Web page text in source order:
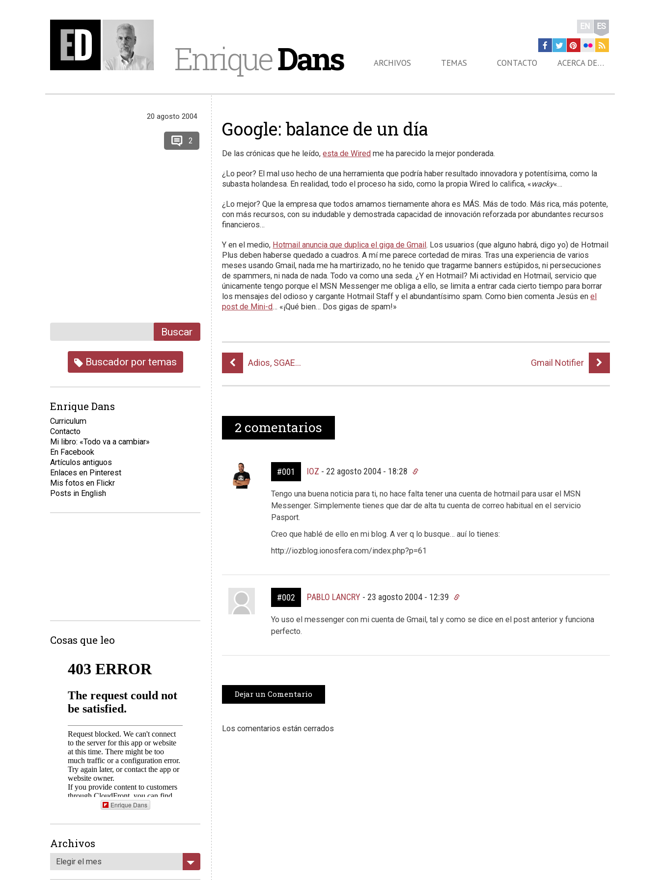
EnriqueDans
EN ES
ARCHIVOS TEMAS CONTACTO ACERCA DE…
Google: balance de un día
De las crónicas que he leído,esta de Wired me ha parecido la mejor ponderada.
¿Lo peor? El mal uso hecho de una herramienta que podría haber resultado innovadora y potentísima, como la
subasta holandesa. En realidad, todo el proceso ha sido, como la propia Wired lo califica, «wacky«…
¿Lo mejor? Que la empresa que todos amamos tiernamente ahora es MÁS. Más de todo. Más rica, más potente,
con más recursos, con su indudable y demostrada capacidad de innovación reforzada por abundantes recursos
financieros…
Y en el medio, Hotmail anuncia que duplica el giga de Gmail. Los usuarios (que alguno habrá, digo yo) de Hotmail
Plus deben haberse quedado a cuadros. A mí me parece cortedad de miras. Tras una experiencia de varios
meses usando Gmail, nada me ha martirizado, no he tenido que tragarme banners estúpidos, ni persecuciones
de spammers, ni nada de nada. Todo va como una seda. ¿Y en Hotmail? Mi actividad en Hotmail, servicio que
únicamente tengo porque el MSN Messenger me obliga a ello, se limita a entrar cada cierto tiempo para borrar
los mensajes del odioso y cargante Hotmail Staff y el abundantísimo spam. Como bien comenta Jesús enel
post de Mini-d… «¡Qué bien… Dos gigas de spam!»
Adios, SGAE… Gmail Notifier
2 comentarios
#001 IOZ - 22 agosto 2004 - 18:28
Tengo una buena noticia para ti, no hace falta tener una cuenta de hotmail para usar el MSN
Messenger. Simplemente tienes que dar de alta tu cuenta de correo habitual en el servicio
Pasport.
Creo que hablé de ello en mi blog. A ver q lo busque… auí lo tienes:
http://iozblog.ionosfera.com/index.php?p=61
#002 PABLO LANCRY - 23 agosto 2004 - 12:39
Yo uso el messenger con mi cuenta de Gmail, tal y como se dice en el post anterior y funciona
perfecto.
Dejar un Comentario
Los comentarios están cerrados
20 agosto 2004
2
Buscar
Buscador por temas
Enrique Dans
Curriculum
Contacto
Mi libro: «Todo va a cambiar»
En Facebook
Artículos antiguos
Enlaces en Pinterest
Mis fotos en Flickr
Posts in English
Cosas que leo
Enrique Dans
Archivos
Elegir el mes